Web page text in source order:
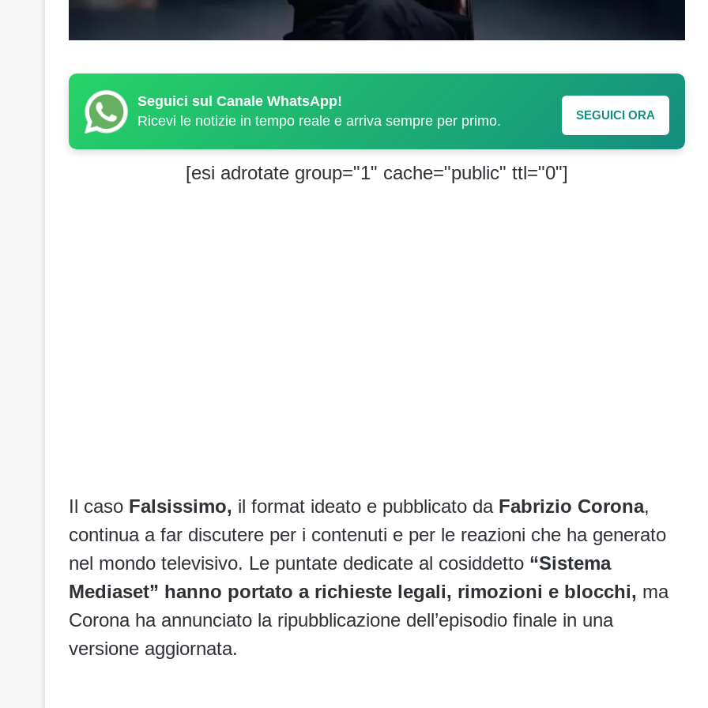
Seguici sul Canale WhatsApp!
Ricevi le notizie in tempo reale e arriva sempre per primo.
SEGUICI ORA
[esi adrotate group="1" cache="public" ttl="0"]
Il caso Falsissimo, il format ideato e pubblicato da Fabrizio Corona,
continua a far discutere per i contenuti e per le reazioni che ha generato
nel mondo televisivo. Le puntate dedicate al cosiddetto “Sistema
Mediaset” hanno portato a richieste legali, rimozioni e blocchi, ma
Corona ha annunciato la ripubblicazione dell’episodio finale in una
versione aggiornata.